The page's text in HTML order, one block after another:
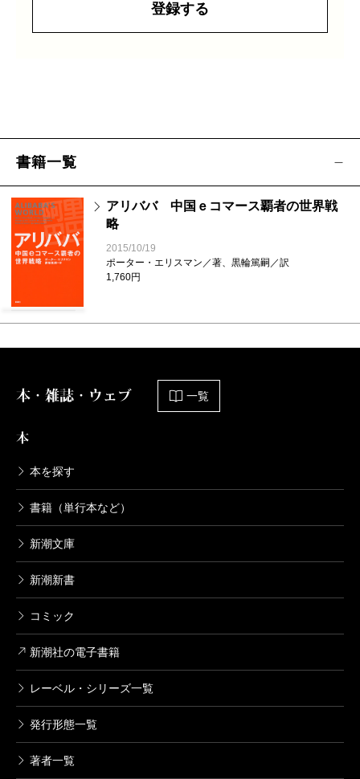
登録する
書籍一覧
アリババ 中国ｅコマース覇者の世界戦
略
2015/10/19
ポーター・エリスマン／著、黒輪篤嗣／訳
1,760円
本・雑誌・ウェブ 一覧
本
本を探す
書籍（単行本など）
新潮文庫
新潮新書
コミック
新潮社の電子書籍
レーベル・シリーズ一覧
発行形態一覧
著者一覧